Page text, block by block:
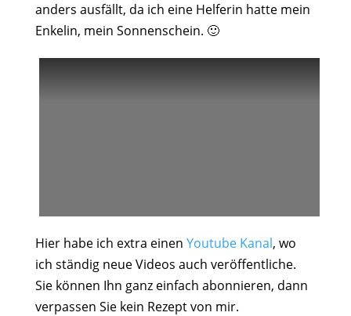
anders ausfällt, da ich eine Helferin hatte mein
Enkelin, mein Sonnenschein. 🙂
Hier habe ich extra einen Youtube Kanal, wo
ich ständig neue Videos auch veröffentliche.
Sie können Ihn ganz einfach abonnieren, dann
verpassen Sie kein Rezept von mir.